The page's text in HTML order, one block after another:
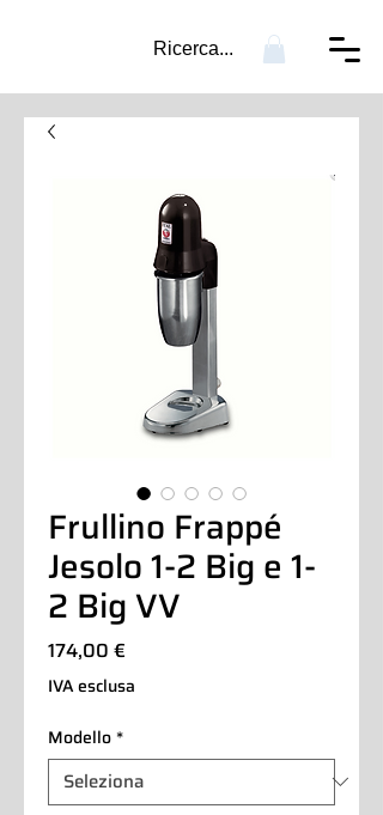
Ricerca...
Frullino Frappé
Jesolo 1-2 Big e 1-
2 Big VV
174,00 €
IVA esclusa
Modello*